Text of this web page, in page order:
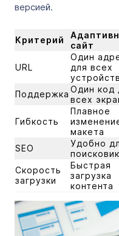
версией.
Критерий
сайт
URL
Один
для всех
устройств
Поддержка Один код
всех
Гибкость
Плавное
макета
SEO
Удобно
Скорость
загрузки
Быстрая
загрузка
контента